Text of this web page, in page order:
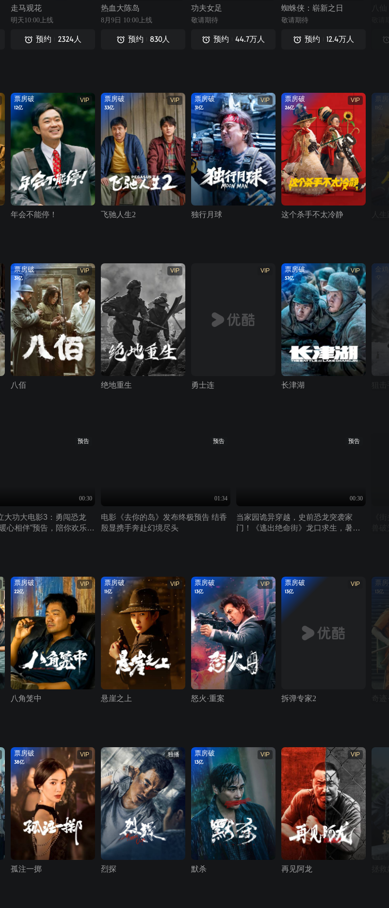
走马观花
明天10:00上线
预约 2324人
热血大陈岛
8月9日 10:00上线
预约 830人
功夫女足
敬请期待
预约 44.7万人
蜘蛛侠：崭新之日
敬请期待
预约 12.4万人
VIP
票房破
12亿
年会不能停！
VIP
票房破
33亿
飞驰人生2
VIP
票房破
31亿
独行月球
VIP
票房破
26亿
这个杀手不太冷静
票
VIP
票房破
31亿
八佰
VIP
绝地重生
VIP
勇士连
VIP
票房破
57亿
长津湖
金
预告
00:30
大功大电影3：勇闯恐龙
心相伴”预告，陪你欢乐过
预告
01:34
电影《去你的岛》发布终极预告 结香
殷显携手奔赴幻境尽头
预告
00:30
当家园诡异穿越，史前恐龙突袭家
门！《逃出绝命街》龙口求生，暑期
VIP
票房破
22亿
八角笼中
VIP
票房破
11亿
悬崖之上
VIP
票房破
13亿
怒火·重案
VIP
票房破
13亿
拆弹专家2
票
13亿
VIP
票房破
38亿
孤注一掷
独播
烈探
VIP
票房破
13亿
默杀
VIP
再见阿龙